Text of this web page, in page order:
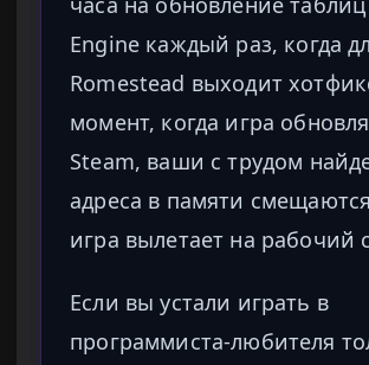
Engine каждый раз, когда
Romestead выходит
момент, когда игра
Steam, ваши с трудом
адреса в памяти
игра вылетает на рабочий
Если вы устали играть в
программиста-любителя